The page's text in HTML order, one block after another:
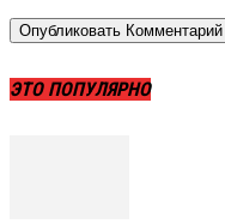
ЭТО ПОПУЛЯРНО